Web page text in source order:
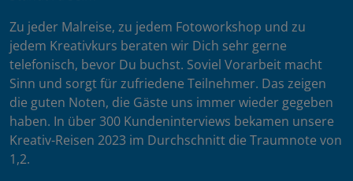
Zu jeder Malreise, zu jedem Fotoworkshop und zu
jedem Kreativkurs beraten wir Dich sehr gerne
telefonisch, bevor Du buchst. Soviel Vorarbeit macht
Sinn und sorgt für zufriedene Teilnehmer. Das zeigen
die guten Noten, die Gäste uns immer wieder gegeben
haben. In über 300 Kundeninterviews bekamen unsere
Kreativ-Reisen 2023 im Durchschnitt die Traumnote von
1,2.